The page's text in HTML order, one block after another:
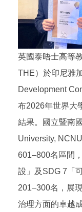
英國泰晤士高等
THE）於印尼雅
Development
布2026年世界大
結果。國立暨南
University,
601–800名區間
設」及SDG 7「
201–300名，展
治理方面的卓越成